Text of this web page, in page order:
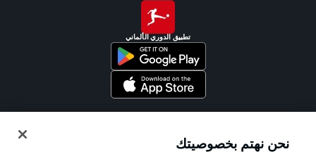
تطبيق الدوري الألماني
نحن نهتم بخصوصيتك